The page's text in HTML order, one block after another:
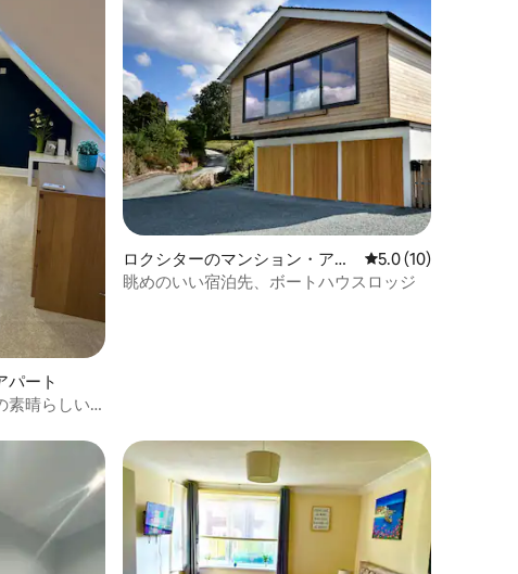
パート
素晴らしい
ロクシターのマンション・アパ
ート
レビュー10件、5つ
5.0 (10)
眺めのいい宿泊先、ボートハウスロッジ